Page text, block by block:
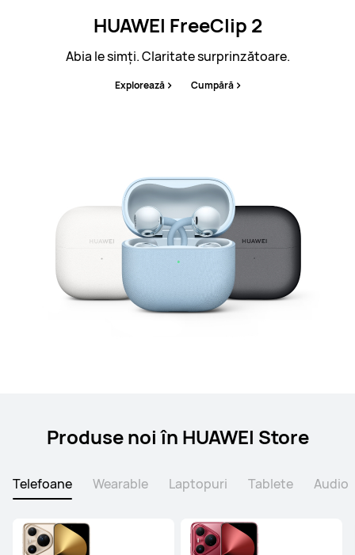
HUAWEI FreeClip 2
Abia le simți. Claritate surprinzătoare.
Explorează Cumpără
Produse noi în HUAWEI Store
Telefoane Wearable Laptopuri Tablete Audio